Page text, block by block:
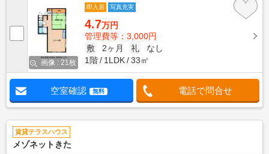
画像 : 21枚
即入居 写真充実
4.7万円
管理費等：3,000円
敷
2ヶ月 礼
なし
1階
1LDK 33㎡
空室確認 無料 電話で問合せ
賃貸テラスハウス
メゾネットきた